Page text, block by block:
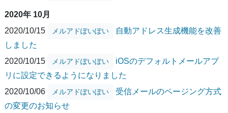
2020年 10月
2020/10/15
メルアドぽいぽい
自動アドレス生成機能を改善
しました
2020/10/15
メルアドぽいぽい
iOSのデフォルトメールアプ
リに設定できるようになりました
2020/10/06
メルアドぽいぽい
受信メールのページング方式
の変更のお知らせ